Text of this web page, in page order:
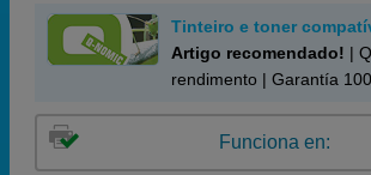
Tinteiro e toner
Artigo recomendado! |
rendimento | Garantía
Funciona en: